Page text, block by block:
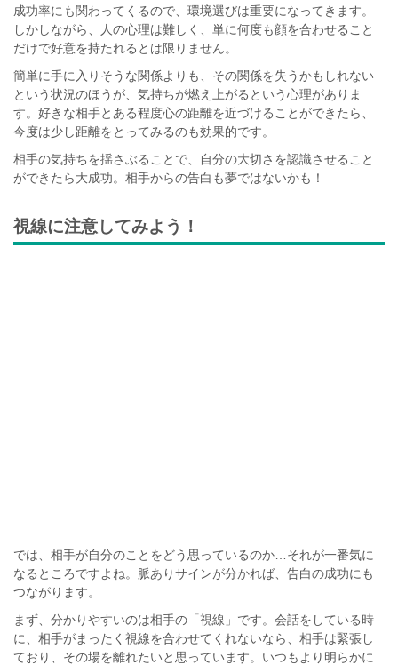
成功率にも関わってくるので、環境選びは重要になってきます。
しかしながら、人の心理は難しく、単に何度も顔を合わせること
だけで好意を持たれるとは限りません。
簡単に手に入りそうな関係よりも、その関係を失うかもしれない
という状況のほうが、気持ちが燃え上がるという心理がありま
す。好きな相手とある程度心の距離を近づけることができたら、
今度は少し距離をとってみるのも効果的です。
相手の気持ちを揺さぶることで、自分の大切さを認識させること
ができたら大成功。相手からの告白も夢ではないかも！
視線に注意してみよう！
では、相手が自分のことをどう思っているのか…それが一番気に
なるところですよね。脈ありサインが分かれば、告白の成功にも
つながります。
まず、分かりやすいのは相手の「視線」です。会話をしている時
に、相手がまったく視線を合わせてくれないなら、相手は緊張し
ており、その場を離れたいと思っています。いつもより明らかに